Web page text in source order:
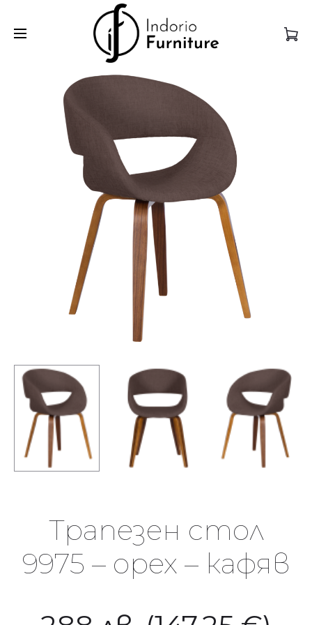
Трапезен стол
9975 – орех – кафяв